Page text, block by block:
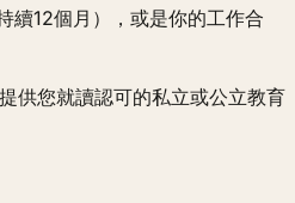
續12個月），或是你的工作合
供您就讀認可的私立或公立教育